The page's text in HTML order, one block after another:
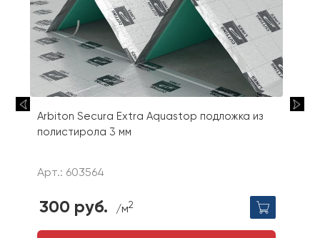
Arbiton Secura Extra Aquastop подложка из
полистирола 3 мм
Арт.: 603564
300 руб. /м2